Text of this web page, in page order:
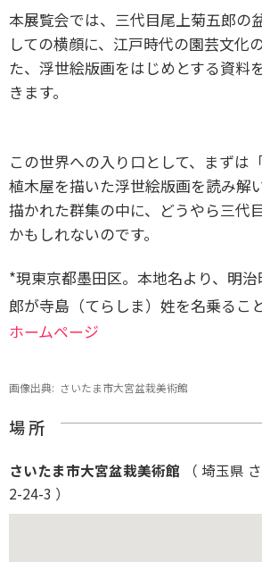
本展覧会では、三代目尾上菊五郎の
しての横顔に、江戸時代の園芸文化
た、浮世絵版画をはじめとする資料
きます。
この世界への入り口として、まずは
植木屋を描いた浮世絵版画を読み解
描かれた群集の中に、どうやら三代
かもしれないのです。
*現東京都墨田区。本地名より、明
郎が寺島（てらしま）姓を名乗るこ
ホームページ
画像出典: さいたま市大宮盆栽美術館
場 所
さいたま市大宮盆栽美術館 （ 埼玉県
2-24-3 ）